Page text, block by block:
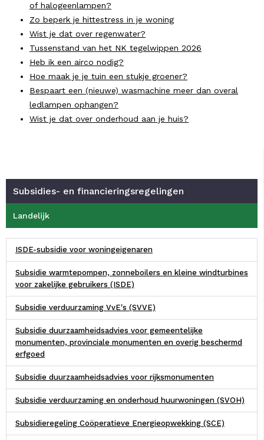
of halogeenlampen?
Zo beperk je hittestress in je woning
Wist je dat over regenwater?
Tussenstand van het NK tegelwippen 2026
Heb ik een airco nodig?
Hoe maak je je tuin een stukje groener?
Bespaart een (nieuwe) wasmachine meer dan overal
ledlampen ophangen?
Wist je dat over onderhoud aan je huis?
Subsidies- en financieringsregelingen
Landelijk
ISDE-subsidie voor woningeigenaren
Subsidie warmtepompen, zonneboilers en kleine windturbines
voor zakelijke gebruikers (ISDE)
Subsidie verduurzaming VvE's (SVVE)
Subsidie duurzaamheidsadvies voor gemeentelijke
monumenten, provinciale monumenten en overig beschermd
erfgoed
Subsidie duurzaamheidsadvies voor rijksmonumenten
Subsidie verduurzaming en onderhoud huurwoningen (SVOH)
Subsidieregeling Coöperatieve Energieopwekking (SCE)